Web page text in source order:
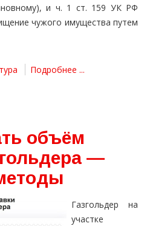
и ч. 1 ст. 159 УК РФ
чужого имущества путем
Подробнее ...
объём
—
Газгольдер на
участке